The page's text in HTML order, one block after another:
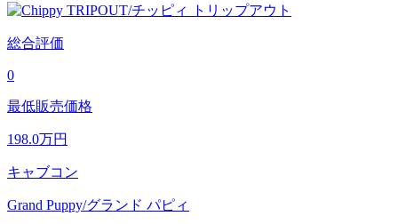
総合評価
0
最低販売価格
198.0万円
キャブコン
Grand Puppy/グランド パピィ